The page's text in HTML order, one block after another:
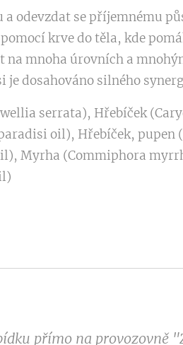
odevzdat se příjemnému
krve do těla, kde
na mnoha úrovních a
dosahováno silného
serrata), Hřebíček
oil), Hřebíček, pupen
Myrha (Commiphora
přímo na provozovně